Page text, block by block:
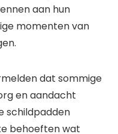
aan hun
momenten van
dat sommige
en aandacht
schildpadden
behoeften wat